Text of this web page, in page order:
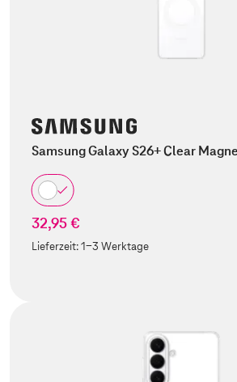
Samsung Galaxy S26+ Clear
32,95 €
Lieferzeit:1-3 Werktage